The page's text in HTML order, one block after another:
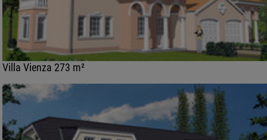
Villa Vienza 273 m²